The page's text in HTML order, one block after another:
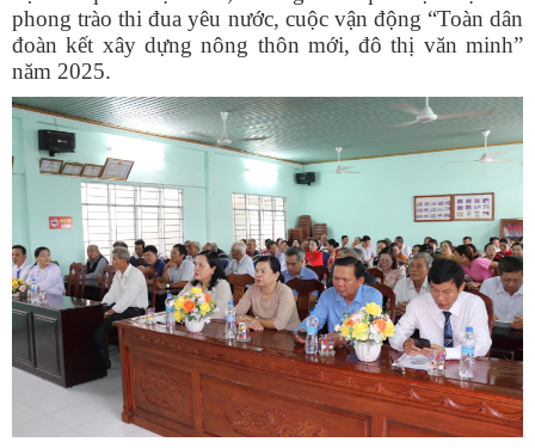
phong trào thi đua yêu nước, cuộc vận động “Toàn dân
đoàn kết xây dựng nông thôn mới, đô thị văn minh”
năm 2025.